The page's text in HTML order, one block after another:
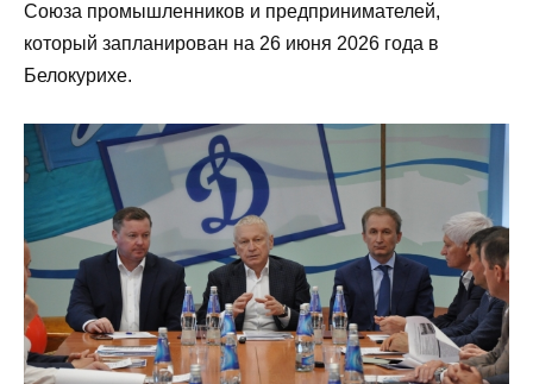
Союза промышленников и предпринимателей,
который запланирован на 26 июня 2026 года в
Белокурихе.